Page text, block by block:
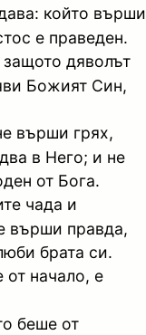
който върши
е праведен.
дяволът
Божият Син,
върши грях,
в Него; и не
от Бога.
чада и
върши правда,
брата си.
от начало, е
беше от